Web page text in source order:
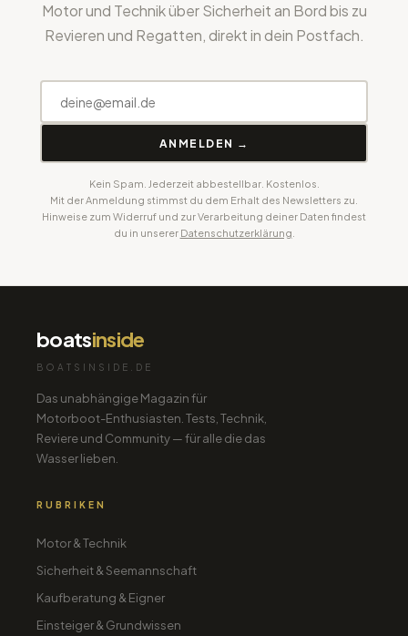
Motor und Technik über Sicherheit an Bord bis zu
Revieren und Regatten, direkt in dein Postfach.
ANMELDEN →
Kein Spam. Jederzeit abbestellbar. Kostenlos.
Mit der Anmeldung stimmst du dem Erhalt des Newsletters zu.
Hinweise zum Widerruf und zur Verarbeitung deiner Daten findest
du in unserer Datenschutzerklärung
boatsinside
BOATSINSIDE.DE
Das unabhängige Magazin für
Motorboot-Enthusiasten. Tests, Technik,
Reviere und Community — für alle die das
Wasser lieben.
RUBRIKEN
Motor & Technik
Sicherheit & Seemannschaft
Kaufberatung & Eigner
Einsteiger & Grundwissen